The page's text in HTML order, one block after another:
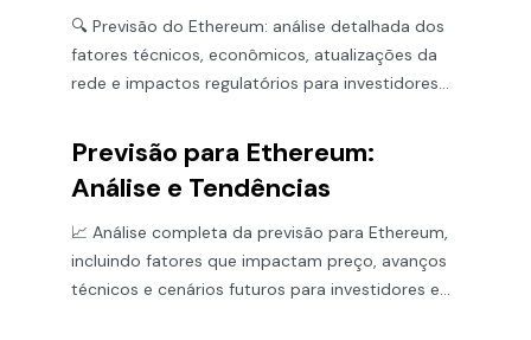
🔍 Previsão do Ethereum: análise detalhada dos
fatores técnicos, econômicos, atualizações da
rede e impactos regulatórios para investidores
Previsão para Ethereum:
Análise e Tendências
📈 Análise completa da previsão para Ethereum,
incluindo fatores que impactam preço, avanços
técnicos e cenários futuros para investidores e